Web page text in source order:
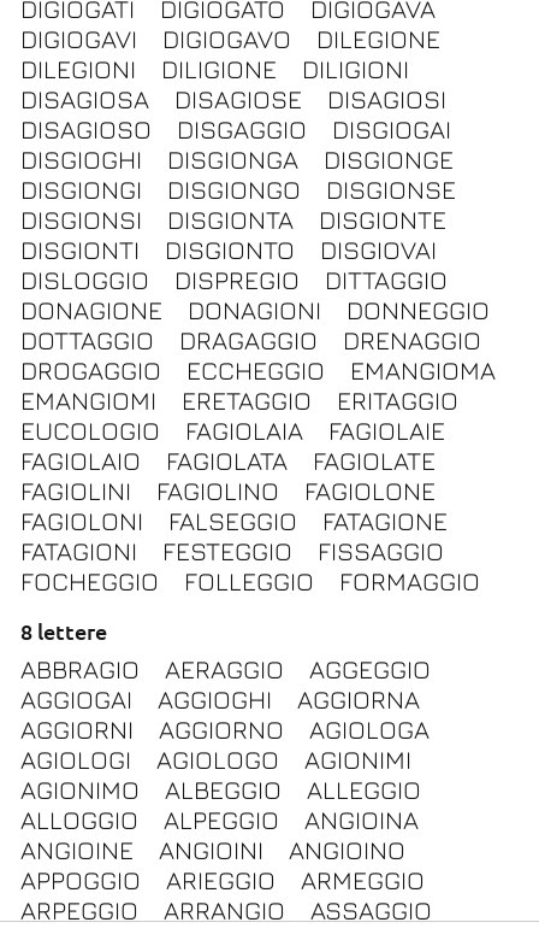
DIGIOGATI
DIGIOGATO
DIGIOGAVA
DIGIOGAVI
DIGIOGAVO
DILEGIONE
DILEGIONI
DILIGIONE
DILIGIONI
DISAGIOSA
DISAGIOSE
DISAGIOSI
DISAGIOSO
DISGAGGIO
DISGIOGAI
DISGIOGHI
DISGIONGA
DISGIONGE
DISGIONGI
DISGIONGO
DISGIONSE
DISGIONSI
DISGIONTA
DISGIONTE
DISGIONTI
DISGIONTO
DISGIOVAI
DISLOGGIO
DISPREGIO
DITTAGGIO
DONAGIONE
DONAGIONI
DONNEGGIO
DOTTAGGIO
DRAGAGGIO
DRENAGGIO
DROGAGGIO
ECCHEGGIO
EMANGIOMA
EMANGIOMI
ERETAGGIO
ERITAGGIO
EUCOLOGIO
FAGIOLAIA
FAGIOLAIE
FAGIOLAIO
FAGIOLATA
FAGIOLATE
FAGIOLINI
FAGIOLINO
FAGIOLONE
FAGIOLONI
FALSEGGIO
FATAGIONE
FATAGIONI
FESTEGGIO
FISSAGGIO
FOCHEGGIO
FOLLEGGIO FORMAGGIO
8 lettere
ABBRAGIO AERAGGIO
AGGEGGIO
AGGIOGAI
AGGIOGHI
AGGIORNA
AGGIORNI
AGGIORNO
AGIOLOGA
AGIOLOGI
AGIOLOGO
AGIONIMI
AGIONIMO
ALBEGGIO
ALLEGGIO
ALLOGGIO
ALPEGGIO
ANGIOINA
ANGIOINE
ANGIOINI
ANGIOINO
APPOGGIO
ARIEGGIO
ARMEGGIO
ARPEGGIO
ARRANGIO
ASSAGGIO